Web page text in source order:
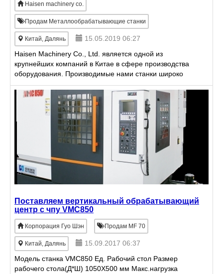
Haisen machinery co.
Продам Металлообрабатывающие станки
Китай, Далянь
15.05.2019 06:27
Haisen Machinery Co., Ltd. является одной из
крупнейших компаний в Китае в сфере производства
оборудования. Производимые нами станки широко
применяются в области судостроения ,
энергостроение, металлу
Поставляем вертикальный обрабатывающий
центр с чпу VMC850
Корпорация Гуо Шэн Продам MF 70
Китай, Далянь
15.09.2017 06:37
Модель станка VMC850 Ед. Рабочий стол Размер
рабочего стола(Д*Ш) 1050X500 мм Макс.нагрузка